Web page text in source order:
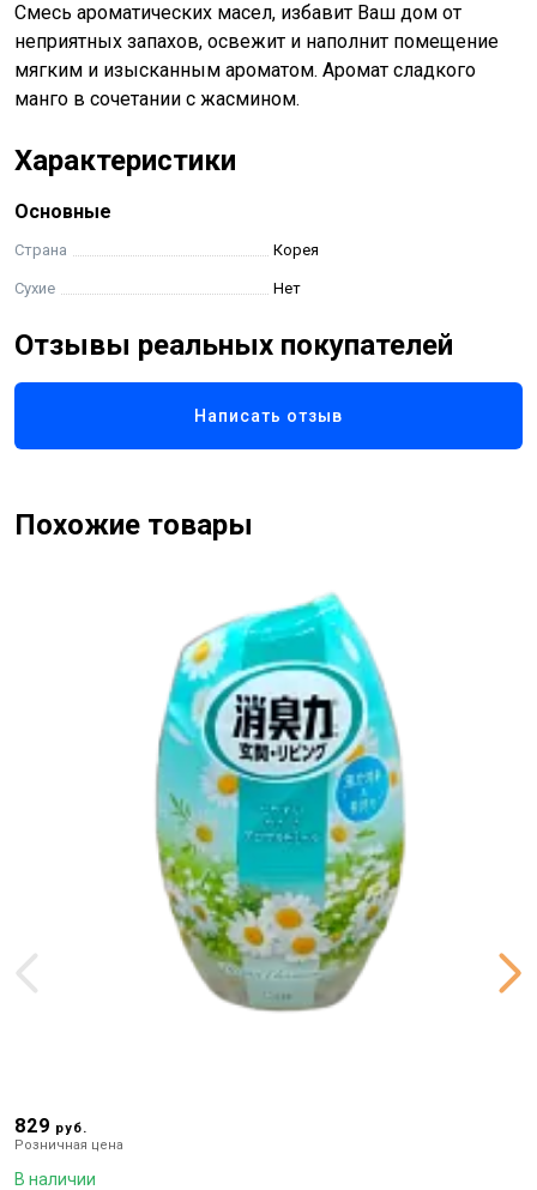
Смесь ароматических масел, избавит Ваш дом от
неприятных запахов, освежит и наполнит помещение
мягким и изысканным ароматом. Аромат сладкого
манго в сочетании с жасмином.
Характеристики
Основные
Страна Корея
Сухие Нет
Отзывы реальных покупателей
Написать отзыв
Похожие товары
829 руб.
Розничная цена
В наличии